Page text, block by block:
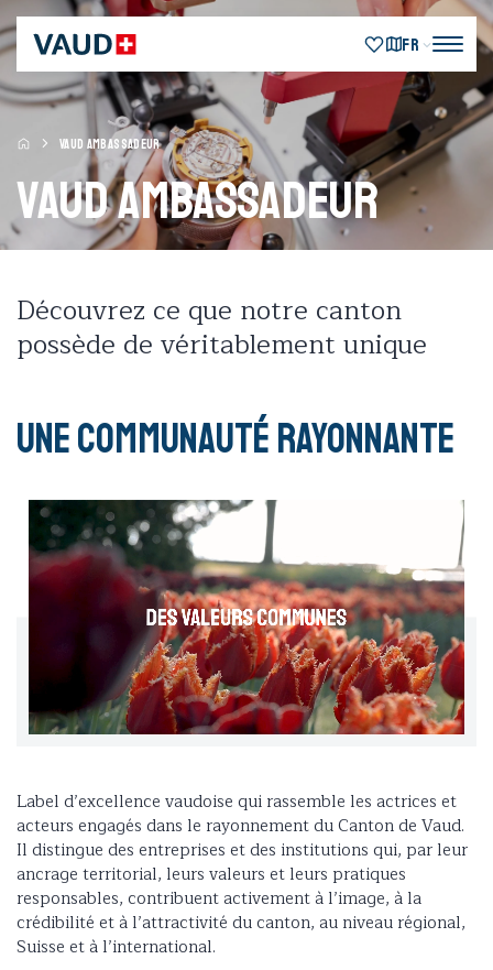
FR
VAUD AMBASSADEUR
VAUD AMBASSADEUR
Découvrez ce que notre canton
possède de véritablement unique
Une communauté rayonnante
Label d’excellence vaudoise qui rassemble les actrices et
acteurs engagés dans le rayonnement du Canton de Vaud.
Il distingue des entreprises et des institutions qui, par leur
ancrage territorial, leurs valeurs et leurs pratiques
responsables, contribuent activement à l’image, à la
crédibilité et à l’attractivité du canton, au niveau régional,
Suisse et à l’international.